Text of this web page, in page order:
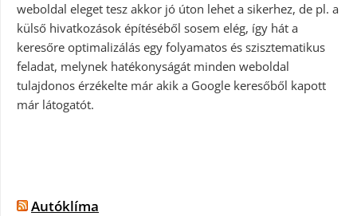
weboldal eleget tesz akkor jó úton lehet a sikerhez, de pl. a
külső hivatkozások építéséből sosem elég, így hát a
keresőre optimalizálás egy folyamatos és szisztematikus
feladat, melynek hatékonyságát minden weboldal
tulajdonos érzékelte már akik a Google keresőből kapott
már látogatót.
Autóklíma